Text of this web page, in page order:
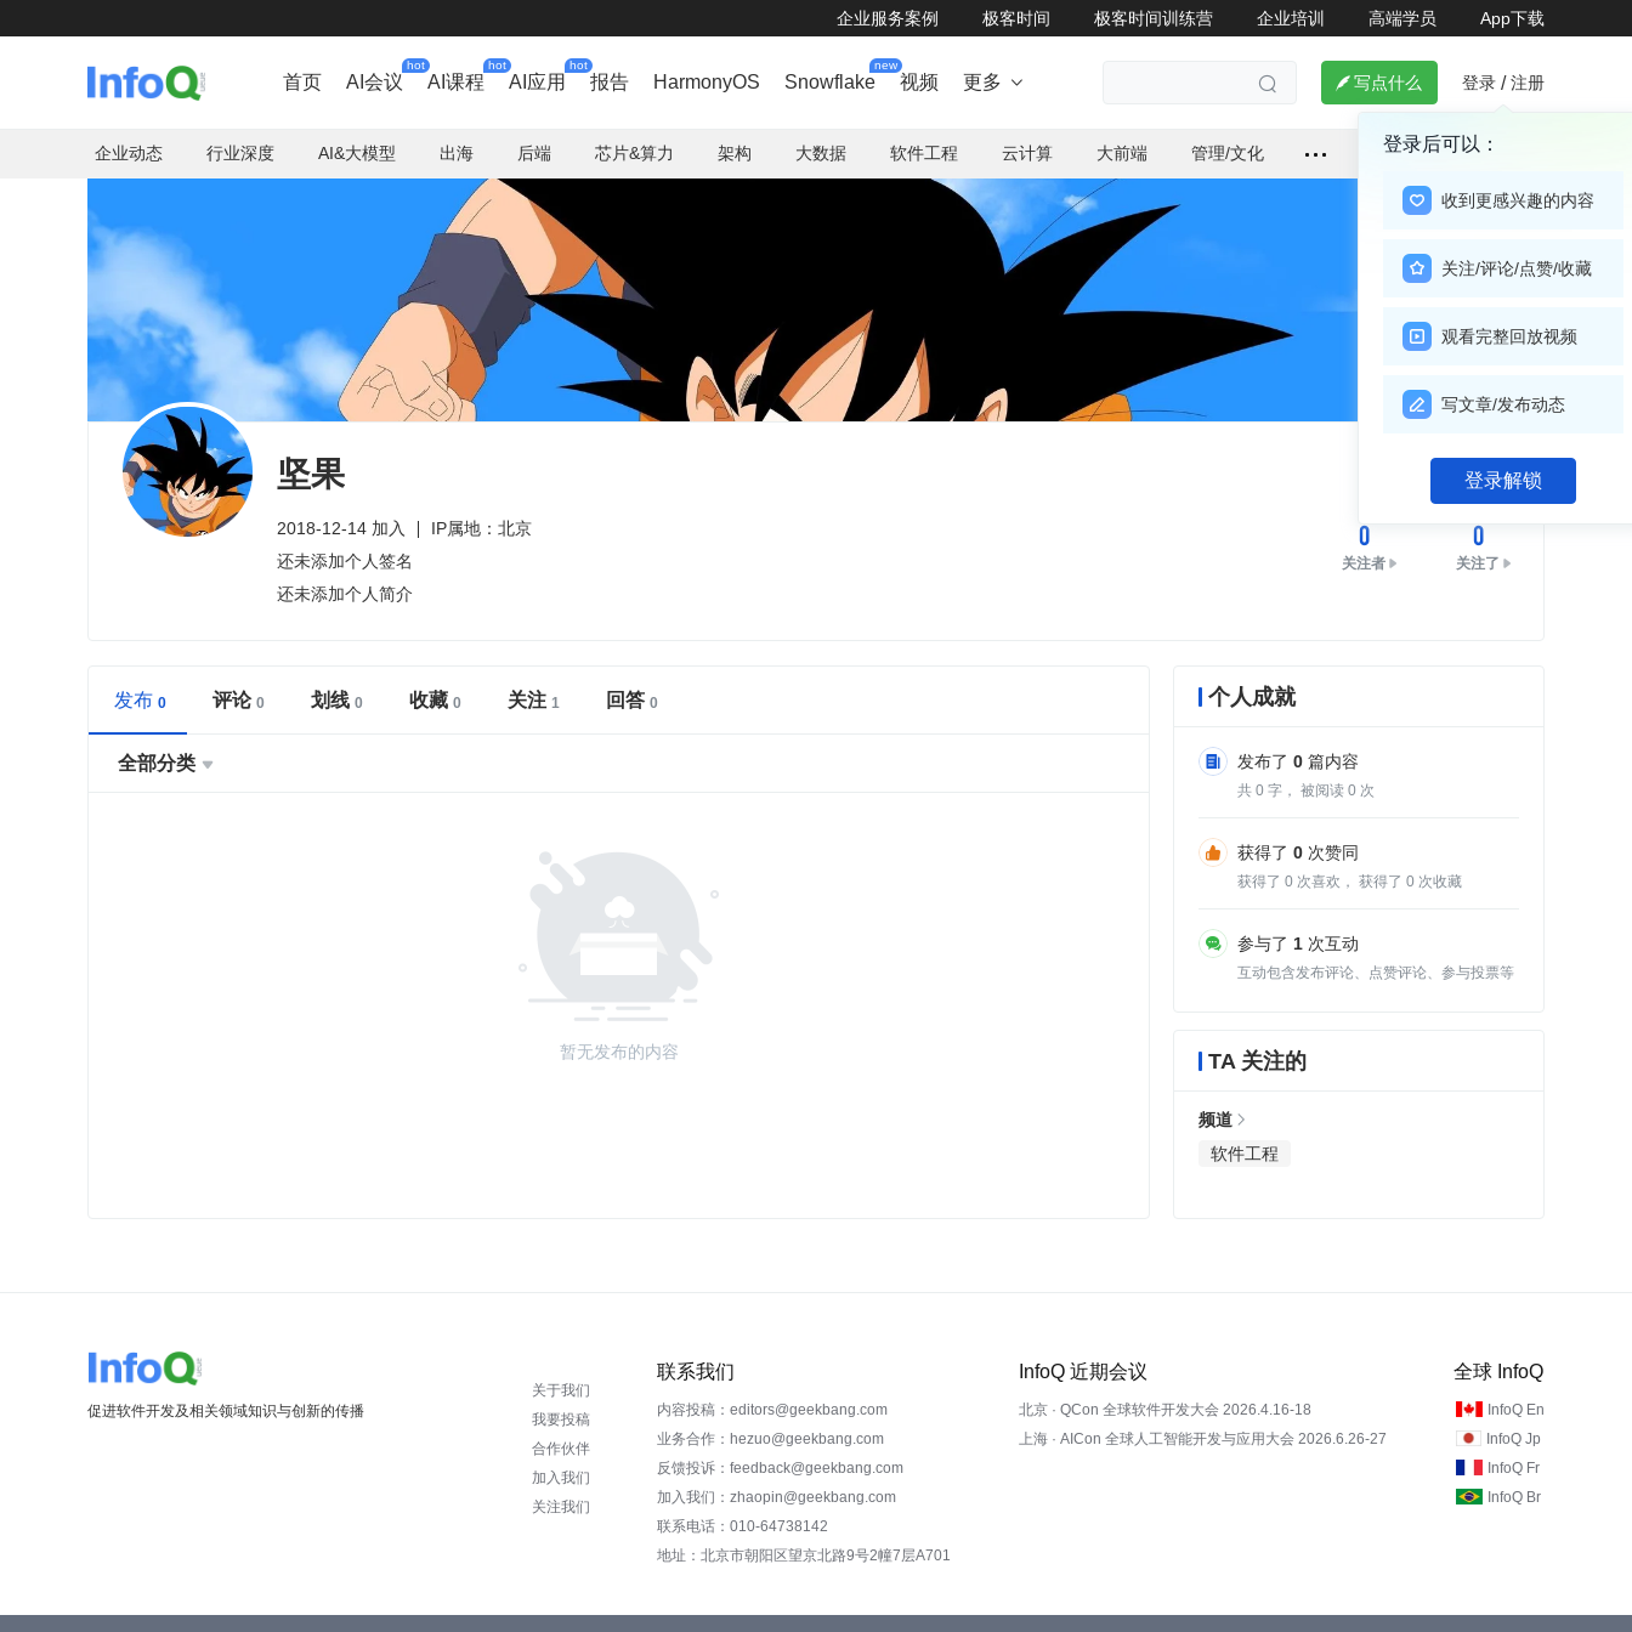
企业服务案例 极客时间 极客时间训练营 企业培训 高端学员 App下载
首页 AI会议
hot
AI课程
hot
AI应用
hot
报告 HarmonyOS Snowflake
new
视频 更多    写点什么 登录 / 注册
登录后可以：
收到更感兴趣的内容
关注/评论/点赞/收藏
观看完整回放视频
写文章/发布动态
登录解锁
企业动态 行业深度 AI&大模型 出海 后端 芯片&算力 架构 大数据 软件工程 云计算 大前端 管理/文化
坚果
2018-12-14 加入
IP属地：北京
还未添加个人签名
还未添加个人简介
关注
0
关注者
0
关注了
发布 评论 划线 收藏 关注 回答
全部分类 
暂无发布的内容
个人成就
发布了 0 篇内容
共 0 字， 被阅读 0 次
获得了 0 次赞同
获得了 0 次喜欢， 获得了 0 次收藏
参与了 1 次互动
互动包含发布评论、点赞评论、参与投票等
TA 关注的
频道
软件工程
促进软件开发及相关领域知识与创新的传播
关于我们
我要投稿
合作伙伴
加入我们
关注我们
联系我们
内容投稿：editors@geekbang.com
业务合作：hezuo@geekbang.com
反馈投诉：feedback@geekbang.com
加入我们：zhaopin@geekbang.com
联系电话：010-64738142
地址：北京市朝阳区望京北路9号2幢7层A701
InfoQ 近期会议
北京 · QCon 全球软件开发大会 2026.4.16-18
上海 · AICon 全球人工智能开发与应用大会 2026.6.26-27
全球 InfoQ
InfoQ En
InfoQ Jp
InfoQ Fr
InfoQ Br